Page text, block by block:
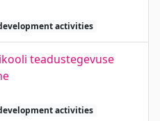
activities
teadustegevuse
activities